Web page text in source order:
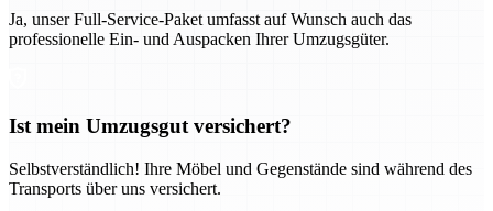
Ja, unser Full-Service-Paket umfasst auf Wunsch auch das
professionelle Ein- und Auspacken Ihrer Umzugsgüter.
Ist mein Umzugsgut versichert?
Selbstverständlich! Ihre Möbel und Gegenstände sind während des
Transports über uns versichert.